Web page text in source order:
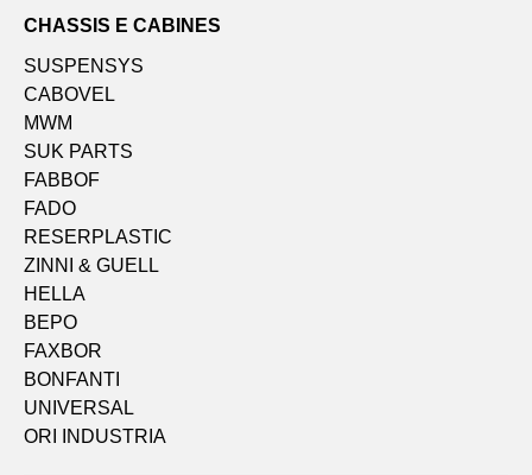
CHASSIS E CABINES
SUSPENSYS
CABOVEL
MWM
SUK PARTS
FABBOF
FADO
RESERPLASTIC
ZINNI & GUELL
HELLA
BEPO
FAXBOR
BONFANTI
UNIVERSAL
ORI INDUSTRIA